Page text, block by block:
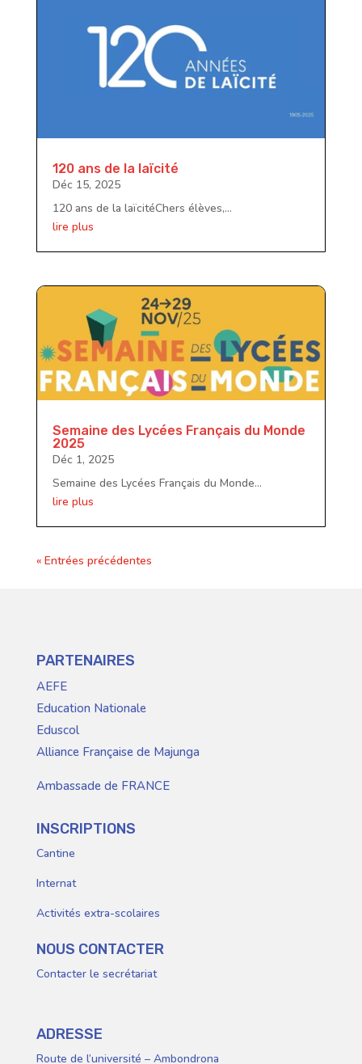
120 ans de la laïcité
Déc 15, 2025
120 ans de la laïcitéChers élèves,...
lire plus
Semaine des Lycées Français du Monde
2025
Déc 1, 2025
Semaine des Lycées Français du Monde...
lire plus
« Entrées précédentes
PARTENAIRES
AEFE
Education Nationale
Eduscol
Alliance Française de Majunga
Ambassade de FRANCE
INSCRIPTIONS
Cantine
Internat
Activités extra-scolaires
NOUS CONTACTER
Contacter le secrétariat
ADRESSE
Route de l’université – Ambondrona